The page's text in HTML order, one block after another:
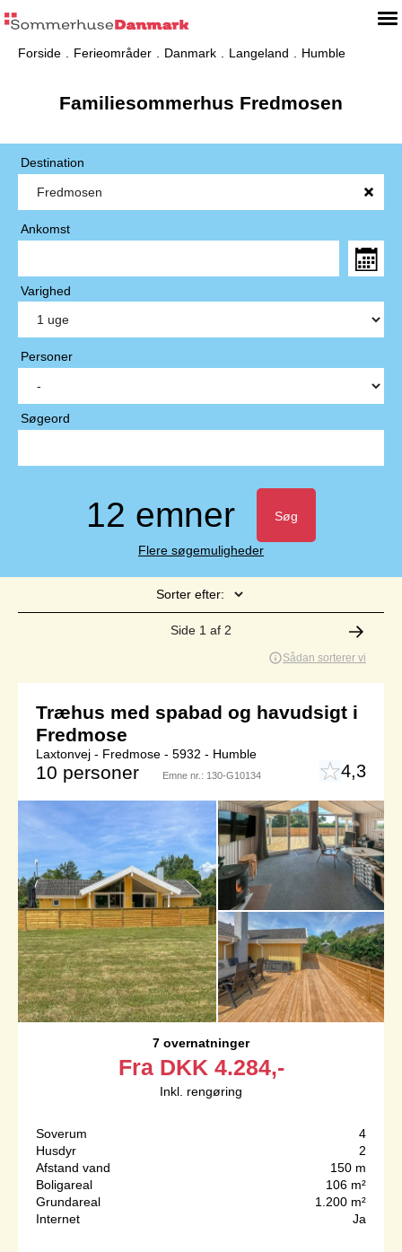
Forside Ferieområder Danmark Langeland Humble
Familiesommerhus Fredmosen
Destination
Ankomst
Varighed
Personer
Søgeord
12 emner Søg
Flere søgemuligheder
Sorter efter:
Side 1 af 2
Sådan sorterer vi
Træhus med spabad og havudsigt i
Fredmose
Laxtonvej - Fredmose - 5932 - Humble
10 personer Emne nr.: 130-G10134 4,3
7 overnatninger
Fra DKK 4.284,-
Inkl. rengøring
Soverum
4
Husdyr
2
Afstand vand
150 m
Boligareal
106 m²
Grundareal
1.200 m²
Internet
Ja